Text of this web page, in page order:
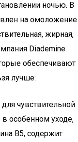
ночью. В
на омоложение
жирная,
Diademine
обеспечивают
лучше:
чувствительной
в особенном уходе,
В5, содержит